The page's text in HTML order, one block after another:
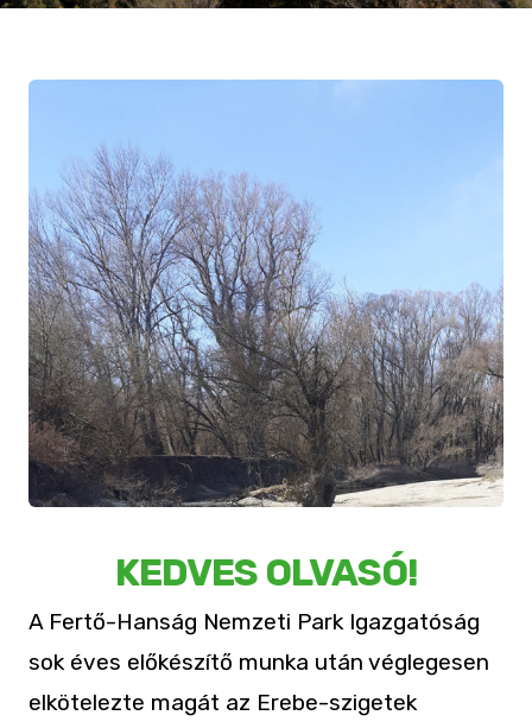
KEDVES OLVASÓ!
A Fertő-Hanság Nemzeti Park Igazgatóság
sok éves előkészítő munka után véglegesen
elkötelezte magát az Erebe-szigetek